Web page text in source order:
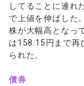
してることに連れ
で上値を伸ばした
株が大幅高となっ
は158.15円まで再
られた。
債券